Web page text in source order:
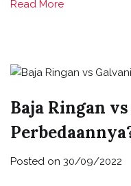
Read More
Baja Ringan
Posted on 30/09/2022